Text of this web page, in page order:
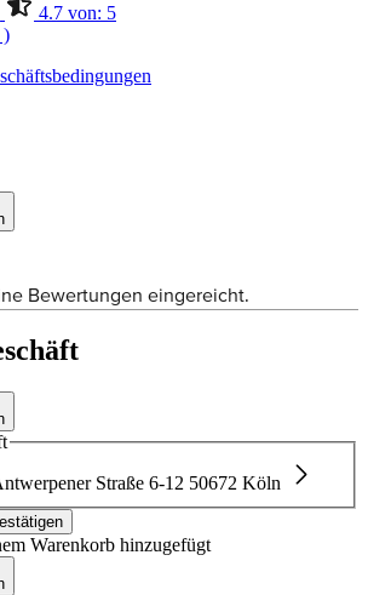
4.7 von: 5
)
Straße 6-12 50672 Köln
Warenkorb hinzugefügt